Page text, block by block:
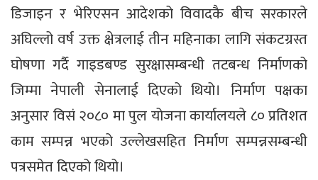
डिजाइन र भेरिएसन आदेशको विवादकै बीच सरकारले
अघिल्लो वर्ष उक्त क्षेत्रलाई तीन महिनाका लागि संकटग्रस्त
घोषणा गर्दै गाइडबण्ड सुरक्षासम्बन्धी तटबन्ध निर्माणको
जिम्मा नेपाली सेनालाई दिएको थियो। निर्माण पक्षका
अनुसार विसं २०८० मा पुल योजना कार्यालयले ८० प्रतिशत
काम सम्पन्न भएको उल्लेखसहित निर्माण सम्पन्नसम्बन्धी
पत्रसमेत दिएको थियो।